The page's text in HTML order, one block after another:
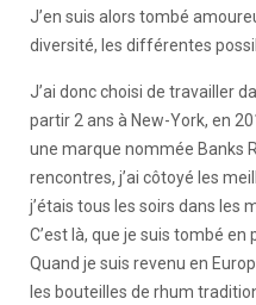
J’en suis alors tombé
diversité, les différentes
J’ai donc choisi de travailler
partir 2 ans à New-York, en
une marque nommée Banks
rencontres, j’ai côtoyé les
j’étais tous les soirs dans les
C’est là, que je suis tombé
Quand je suis revenu en
les bouteilles de rhum